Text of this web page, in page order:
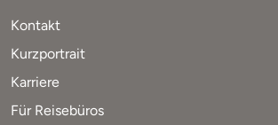
Kontakt
Kurzportrait
Karriere
Für Reisebüros